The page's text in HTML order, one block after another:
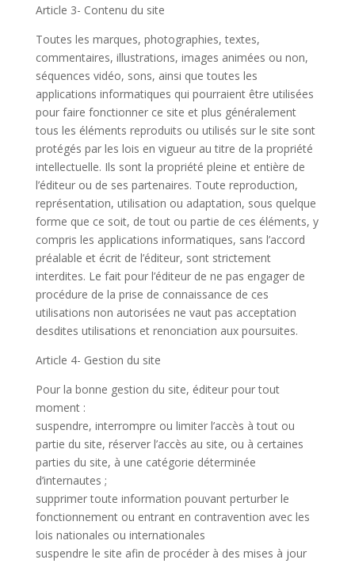
Article 3- Contenu du site
Toutes les marques, photographies, textes,
commentaires, illustrations, images animées ou non,
séquences vidéo, sons, ainsi que toutes les
applications informatiques qui pourraient être utilisées
pour faire fonctionner ce site et plus généralement
tous les éléments reproduits ou utilisés sur le site sont
protégés par les lois en vigueur au titre de la propriété
intellectuelle. Ils sont la propriété pleine et entière de
l’éditeur ou de ses partenaires. Toute reproduction,
représentation, utilisation ou adaptation, sous quelque
forme que ce soit, de tout ou partie de ces éléments, y
compris les applications informatiques, sans l’accord
préalable et écrit de l’éditeur, sont strictement
interdites. Le fait pour l’éditeur de ne pas engager de
procédure de la prise de connaissance de ces
utilisations non autorisées ne vaut pas acceptation
desdites utilisations et renonciation aux poursuites.
Article 4- Gestion du site
Pour la bonne gestion du site, éditeur pour tout
moment :
suspendre, interrompre ou limiter l’accès à tout ou
partie du site, réserver l’accès au site, ou à certaines
parties du site, à une catégorie déterminée
d’internautes ;
supprimer toute information pouvant perturber le
fonctionnement ou entrant en contravention avec les
lois nationales ou internationales
suspendre le site afin de procéder à des mises à jour